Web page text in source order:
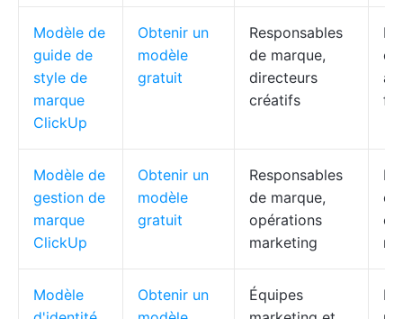
Modèle de
guide de
style de
marque
ClickUp
Obtenir un
modèle
gratuit
Responsables
de marque,
directeurs
créatifs
Modèle de
gestion de
marque
ClickUp
Obtenir un
modèle
gratuit
Responsables
de marque,
opérations
marketing
Modèle
Obtenir un
Équipes